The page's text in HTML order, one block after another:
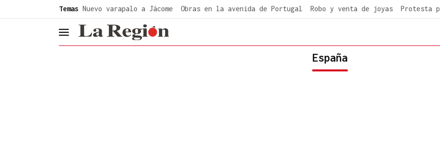
Temas Nuevo varapalo a Jácome Obras en la avenida de Portugal Robo y venta de joyas Protesta
header.menu.open
España